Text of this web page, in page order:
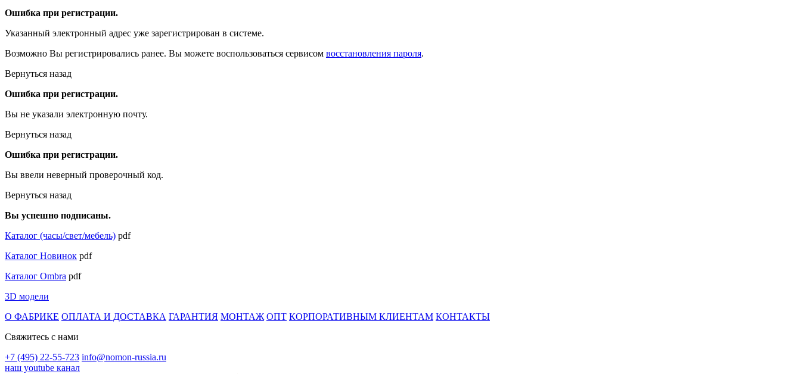
Ошибка при регистрации.
Указанный электронный адрес уже зарегистрирован в системе.
Возможно Вы регистрировались ранее. Вы можете воспользоваться сервисом восстановления пароля.
Вернуться назад
Ошибка при регистрации.
Вы не указали электронную почту.
Вернуться назад
Ошибка при регистрации.
Вы ввели неверный проверочный код.
Вернуться назад
Вы успешно подписаны.
Каталог (часы/свет/мебель) pdf
Каталог Новинок pdf
Каталог Ombra pdf
3D модели
О ФАБРИКЕ ОПЛАТА И ДОСТАВКА ГАРАНТИЯ МОНТАЖ ОПТ КОРПОРАТИВНЫМ КЛИЕНТАМ КОНТАКТЫ
Свяжитесь с нами
+7 (495) 22-55-723 info@nomon-russia.ru
наш youtube канал